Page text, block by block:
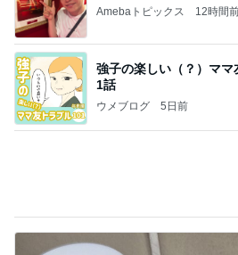
Amebaトピックス 12時間
強子の楽しい（？）マ
1話
ウメブログ 5日前